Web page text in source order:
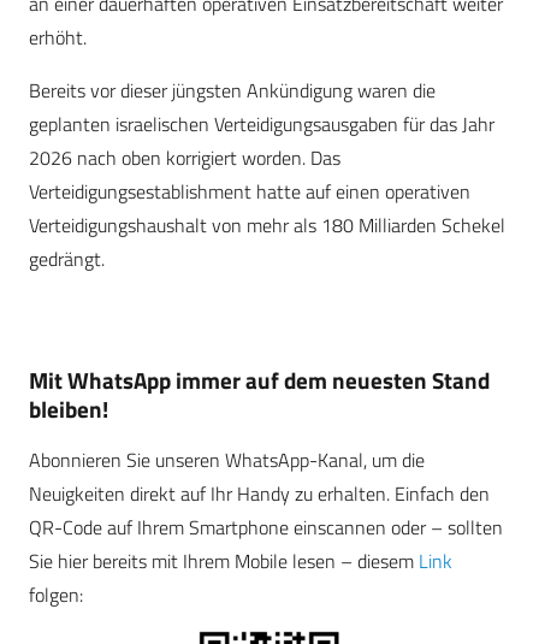
erhöht.
Bereits vor dieser jüngsten Ankündigung waren die
geplanten israelischen Verteidigungsausgaben für das Jahr
2026 nach oben korrigiert worden. Das
Verteidigungsestablishment hatte auf einen operativen
Verteidigungshaushalt von mehr als 180 Milliarden Schekel
gedrängt.
Mit WhatsApp immer auf dem neuesten Stand
bleiben!
Abonnieren Sie unseren WhatsApp-Kanal, um die
Neuigkeiten direkt auf Ihr Handy zu erhalten. Einfach den
QR-Code auf Ihrem Smartphone einscannen oder – sollten
Sie hier bereits mit Ihrem Mobile lesen – diesem Link
folgen: